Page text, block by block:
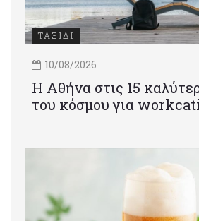
ΤΑΞΙΔΙ
10/08/2026
Η Αθήνα στις 15
του κόσμου για